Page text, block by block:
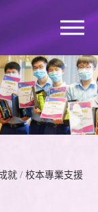
就 / 校本專業支援